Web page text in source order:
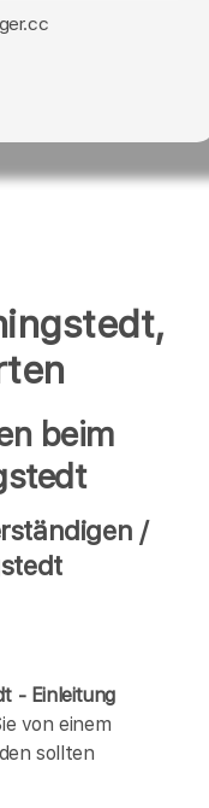
beim
/
- Einleitung
von einem
sollten